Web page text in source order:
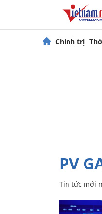
Chính trị
PV
Tin tức mới